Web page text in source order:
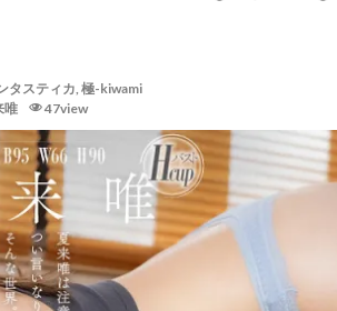
タスティカ, 極-kiwami
唯
47view